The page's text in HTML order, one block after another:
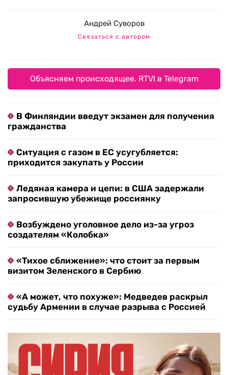
Андрей Суворов
Связаться с автором
Объясняем происходящее. RTVI в Telegram
В Финляндии введут экзамен для получения
гражданства
Ситуация с газом в ЕС усугубляется:
приходится закупать у России
Ледяная камера и цепи: в США задержали
запросившую убежище россиянку
Возбуждено уголовное дело из-за угроз
создателям «Колобка»
«Тихое сближение»: что стоит за первым
визитом Зеленского в Сербию
«А может, что похуже»: Медведев раскрыл
судьбу Армении в случае разрыва с Россией